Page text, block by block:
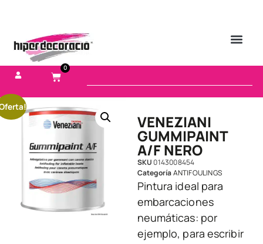
0
VENEZIANI
GUMMIPAINT
A/F NERO
SKU0143008454
CategoríaANTIFOULINGS
Pintura ideal para
embarcaciones
neumáticas: por
ejemplo, para escribir